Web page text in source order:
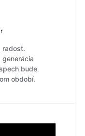
radosť.
bude
období.